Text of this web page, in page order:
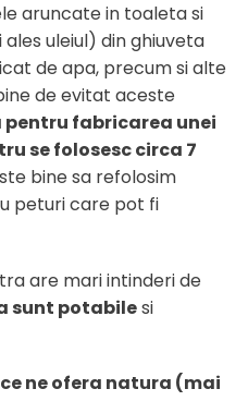
aruncate in toaleta si
uleiul) din ghiuveta
de apa, precum si alte
de evitat aceste
fabricarea unei
se folosesc circa 7
bine sa refolosim
peturi care pot fi
are mari intinderi de
sunt potabilesi
ne ofera natura (mai